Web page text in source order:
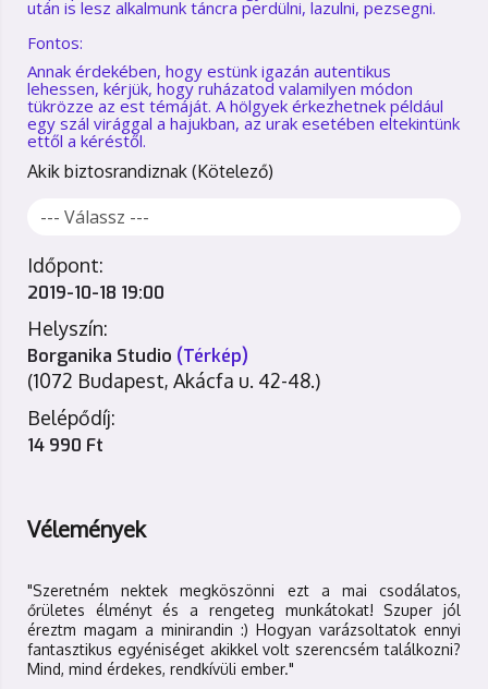
után is lesz alkalmunk táncra perdülni, lazulni, pezsegni.
Fontos:
Annak érdekében, hogy estünk igazán autentikus
lehessen, kérjük, hogy ruházatod valamilyen módon
tükrözze az est témáját. A hölgyek érkezhetnek például
egy szál virággal a hajukban, az urak esetében eltekintünk
ettől a kéréstől.
Akik biztosrandiznak
Időpont:
2019-10-18 19:00
Helyszín:
Borganika Studio (Térkép)
(1072 Budapest, Akácfa u. 42-48.)
Belépődíj:
14 990 Ft
Vélemények
"Szeretném nektek megköszönni ezt a mai csodálatos,
őrületes élményt és a rengeteg munkátokat! Szuper jól
éreztm magam a minirandin :) Hogyan varázsoltatok ennyi
fantasztikus egyéniséget akikkel volt szerencsém találkozni?
Mind, mind érdekes, rendkívüli ember."